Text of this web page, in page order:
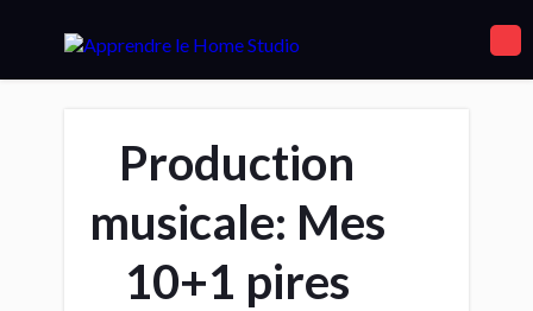
Production
musicale: Mes
10+1 pires